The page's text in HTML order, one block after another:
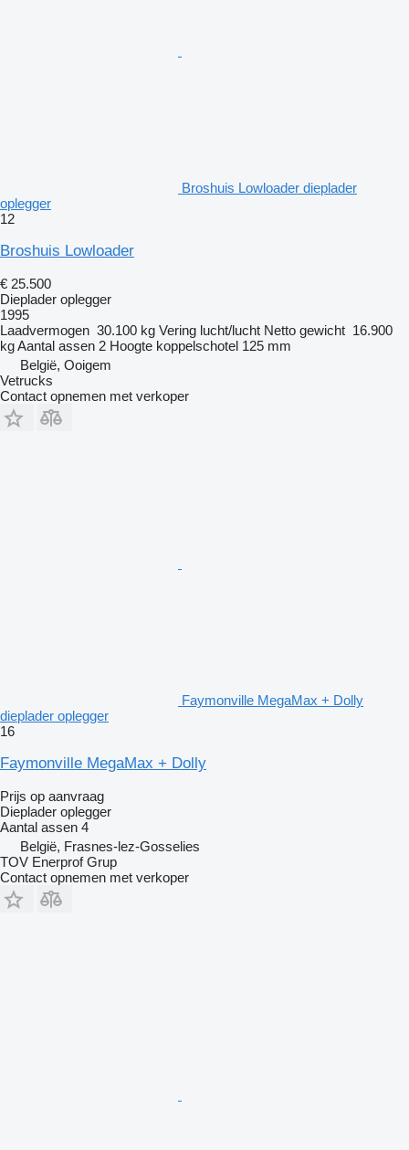
Broshuis Lowloader dieplader
oplegger
12
Broshuis Lowloader
€ 25.500
Dieplader oplegger
1995
Laadvermogen 30.100 kg Vering lucht/lucht Netto gewicht 16.900
kgAantal assen 2 Hoogte koppelschotel 125 mm
België, Ooigem
Vetrucks
Contact opnemen met verkoper
Faymonville MegaMax + Dolly
dieplader oplegger
16
Faymonville MegaMax + Dolly
Prijs op aanvraag
Dieplader oplegger
Aantal assen 4
België, Frasnes-lez-Gosselies
TOV Enerprof Grup
Contact opnemen met verkoper